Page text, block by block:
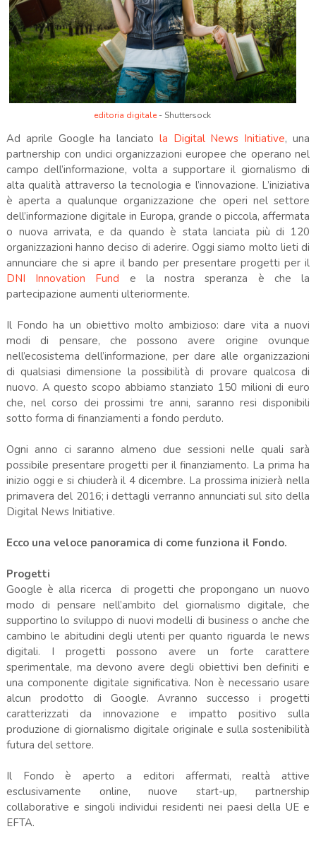
editoria digitale - Shuttersock
Ad aprile Google ha lanciato la Digital News Initiative, una
partnership con undici organizzazioni europee che operano nel
campo dell’informazione, volta a supportare il giornalismo di
alta qualità attraverso la tecnologia e l’innovazione. L’iniziativa
è aperta a qualunque organizzazione che operi nel settore
dell’informazione digitale in Europa, grande o piccola, affermata
o nuova arrivata, e da quando è stata lanciata più di 120
organizzazioni hanno deciso di aderire. Oggi siamo molto lieti di
annunciare che si apre il bando per presentare progetti per il
DNI Innovation Fund e la nostra speranza è che la
partecipazione aumenti ulteriormente.
Il Fondo ha un obiettivo molto ambizioso: dare vita a nuovi
modi di pensare, che possono avere origine ovunque
nell’ecosistema dell’informazione, per dare alle organizzazioni
di qualsiasi dimensione la possibilità di provare qualcosa di
nuovo. A questo scopo abbiamo stanziato 150 milioni di euro
che, nel corso dei prossimi tre anni, saranno resi disponibili
sotto forma di finanziamenti a fondo perduto.
Ogni anno ci saranno almeno due sessioni nelle quali sarà
possibile presentare progetti per il finanziamento. La prima ha
inizio oggi e si chiuderà il 4 dicembre. La prossima inizierà nella
primavera del 2016; i dettagli verranno annunciati sul sito della
Digital News Initiative.
Ecco una veloce panoramica di come funziona il Fondo.
Progetti
Google è alla ricerca di progetti che propongano un nuovo
modo di pensare nell’ambito del giornalismo digitale, che
supportino lo sviluppo di nuovi modelli di business o anche che
cambino le abitudini degli utenti per quanto riguarda le news
digitali. I progetti possono avere un forte carattere
sperimentale, ma devono avere degli obiettivi ben definiti e
una componente digitale significativa. Non è necessario usare
alcun prodotto di Google. Avranno successo i progetti
caratterizzati da innovazione e impatto positivo sulla
produzione di giornalismo digitale originale e sulla sostenibilità
futura del settore.
Il Fondo è aperto a editori affermati, realtà attive
esclusivamente online, nuove start-up, partnership
collaborative e singoli individui residenti nei paesi della UE e
EFTA.